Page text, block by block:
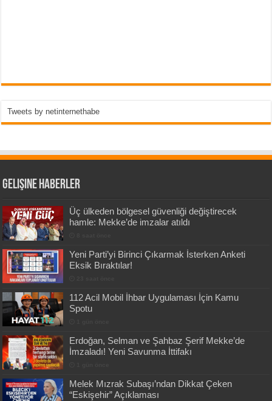
Tweets by netinternethabe
Gelişine Haberler
Üç ülkeden bölgesel güvenliği değiştirecek
hamle: Mekke’de imzalar atıldı
Yeni Parti’yi Birinci Çıkarmak İsterken Anketi
Eksik Bıraktılar!
112 Acil Mobil İhbar Uygulaması İçin Kamu
Spotu
Erdoğan, Selman ve Şahbaz Şerif Mekke’de
İmzaladı! Yeni Savunma İttifakı
Melek Mızrak Subaşı’ndan Dikkat Çeken
“Eskişehir” Açıklaması